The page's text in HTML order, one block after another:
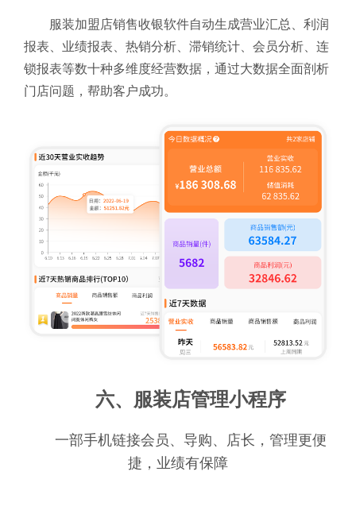
服装加盟店销售收银软件自动生成营业汇总、利润
报表、业绩报表、热销分析、滞销统计、会员分析、连
锁报表等数十种多维度经营数据，通过大数据全面剖析
门店问题，帮助客户成功。
六、服装店管理小程序
一部手机链接会员、导购、店长，管理更便
捷，业绩有保障